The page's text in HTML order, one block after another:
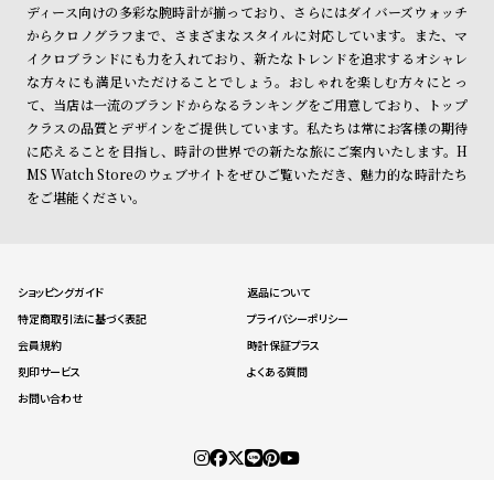
ディース向けの多彩な腕時計が揃っており、さらにはダイバーズウォッチ
からクロノグラフまで、さまざまなスタイルに対応しています。また、マ
イクロブランドにも力を入れており、新たなトレンドを追求するオシャレ
な方々にも満足いただけることでしょう。おしゃれを楽しむ方々にとっ
て、当店は一流のブランドからなるランキングをご用意しており、トップ
クラスの品質とデザインをご提供しています。私たちは常にお客様の期待
に応えることを目指し、時計の世界での新たな旅にご案内いたします。H
MS Watch Storeのウェブサイトをぜひご覧いただき、魅力的な時計たち
をご堪能ください。
ショッピングガイド
返品について
特定商取引法に基づく表記
プライバシーポリシー
会員規約
時計保証プラス
刻印サービス
よくある質問
お問い合わせ